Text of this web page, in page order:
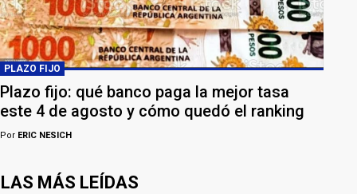
PLAZO FIJO
Plazo fijo: qué banco paga la mejor tasa
este 4 de agosto y cómo quedó el ranking
Por ERIC NESICH
LAS MÁS LEÍDAS